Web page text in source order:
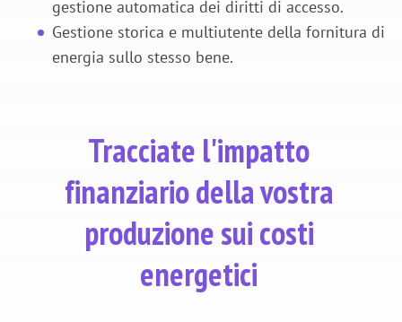
gestione automatica dei diritti di accesso.
Gestione storica e multiutente della fornitura di
energia sullo stesso bene.
Tracciate l'impatto
finanziario della vostra
produzione sui costi
energetici